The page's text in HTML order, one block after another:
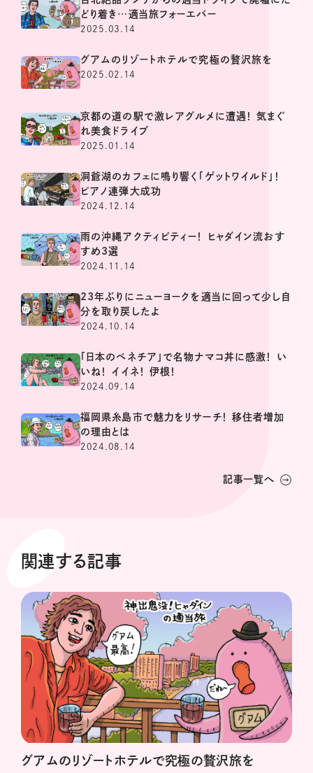
どり着き…適当旅フォーエバー
2025.03.14
グアムのリゾートホテルで究極の贅沢旅を
2025.02.14
京都の道の駅で激レアグルメに遭遇！ 気まぐ
れ美食ドライブ
2025.01.14
洞爺湖のカフェに鳴り響く「ゲットワイルド」！
ピアノ連弾大成功
2024.12.14
雨の沖縄アクティビティー！ ヒャダイン流おす
すめ3選
2024.11.14
23年ぶりにニューヨークを適当に回って少し自
分を取り戻したよ
2024.10.14
「日本のベネチア」で名物ナマコ丼に感激！ い
いね！ イイネ！ 伊根！
2024.09.14
福岡県糸島市で魅力をリサーチ！ 移住者増加
の理由とは
2024.08.14
記事一覧へ
関連する記事
グアムのリゾートホテルで究極の贅沢旅を